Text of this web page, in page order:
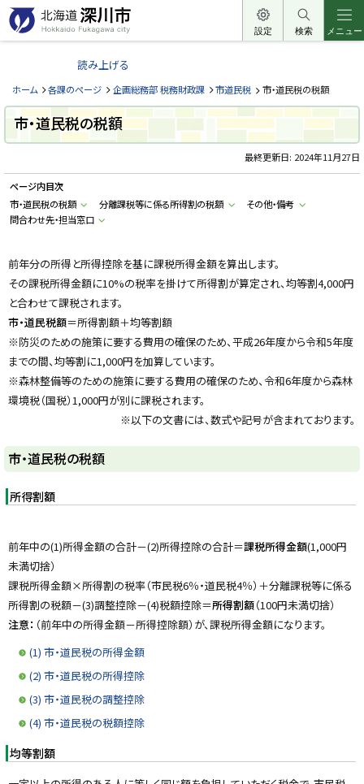
本
文
へ
ュ
へ
北
道
深
川
市
k
a
d
u
k
a
a
w
a
c
t
設定 検索 メニュー
読み上げる
ホーム 各課のページ 企画総務部 税務財政課 市道民税 市・道民税の税額
市・道民税の税額
最終更新日: 2024年11月27日
ページ内目次
市・道民税の税額
分離課税等に係る所得割の税額
その他・備考
問合わせ先・担当窓口
前年分の所得と所得控除を基に課税所得金額を算出します。
その課税所得金額に10%の税率を掛けて所得割が算定され、均等割4,000円
と合わせて課税されます。
市・道民税額＝所得割額＋均等割額
※防災のための施策に要する費用の確保のため、平成26年度から令和5年度
までの間、均等割に1,000円を加算しています。
※森林整備等のための施策に要する費用の確保のため、令和6年度から森林
環境税（国税）1,000円が別に課税されます。
※以下の文書には、数式や記号が含まれております。
市・道民税の税額
所得割額
前年中の(1)所得金額の合計－(2)所得控除の合計＝課税所得金額(1,000円
未満切捨）
課税所得金額×所得割の税率（市民税6％・道民税4％）＋分離課税等に係る
所得割の税額－(3)調整控除－(4)税額控除＝所得割額（100円未満切捨）
注意： （前年中の所得金額－所得控除額）が、課税所得金額になります。
(1) 市・道民税の所得金額
(2) 市・道民税の所得控除
(3) 市・道民税の調整控除
(4) 市・道民税の税額控除
均等割額